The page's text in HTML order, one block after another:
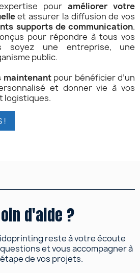
pour améliorer votre
et assurer la diffusion de vos
supports de communication.
pour répondre à tous vos
soyez une entreprise, une
public.
maintenantpour bénéficier d’un
et donner vie à vos
logistiques.
!
d'aide ?
reste à votre écoute
et vous accompagner à
de vos projets.